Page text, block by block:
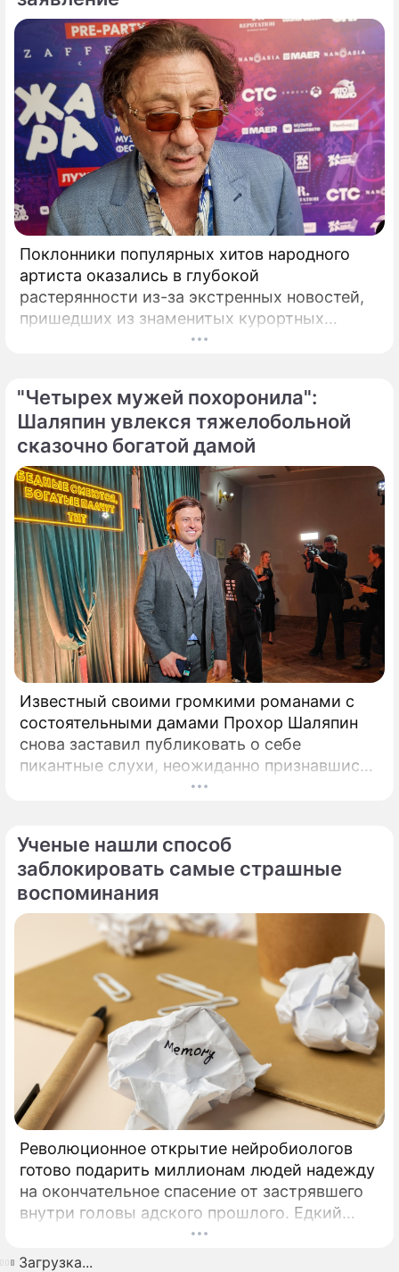
Поклонники популярных хитов народного
артиста оказались в глубокой
растерянности из-за экстренных новостей,
пришедших из знаменитых курортных
городов. Григорий Лепс, чей гастрольный
неприятным решением.
"Четырех мужей похоронила":
Шаляпин увлекся тяжелобольной
сказочно богатой дамой
Известный своими громкими романами с
состоятельными дамами Прохор Шаляпин
снова заставил публиковать о себе
пикантные слухи, неожиданно признавшись
в чувствах к весьма непростой женщина.
внушительным жизненным опытом Прохор
Шаляпин вновь оказался в эпицентре
светских сплетен.
Ученые нашли способ
заблокировать самые страшные
воспоминания
Революционное открытие нейробиологов
готово подарить миллионам людей надежду
на окончательное спасение от застрявшего
внутри головы адского прошлого. Едкий
запах дыма, резкий визг автомобильных
тормозов или случайно услышанный в толпе
Загрузка...